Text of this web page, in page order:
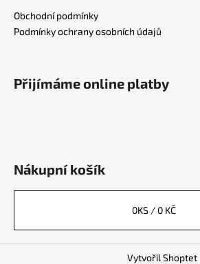
Obchodní podmínky
Podmínky ochrany osobních údajů
Přijímáme online platby
Nákupní košík
0KS / 0 KČ
Vytvořil Shoptet